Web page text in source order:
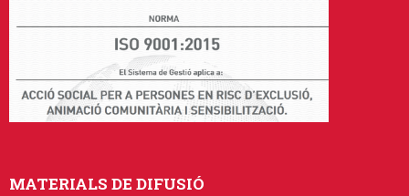
MATERIALS DE DIFUSIÓ